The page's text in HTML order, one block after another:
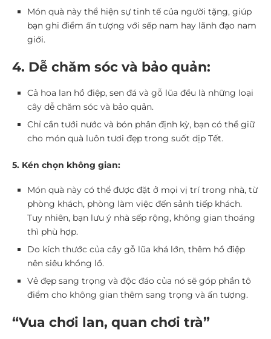
Món quà này thể hiện sự tinh tế của người tặng, giúp
bạn ghi điểm ấn tượng với sếp nam hay lãnh đạo nam
giới.
4. Dễ chăm sóc và bảo quản:
Cả hoa lan hồ điệp, sen đá và gỗ lũa đều là những loại
cây dễ chăm sóc và bảo quản.
Chỉ cần tưới nước và bón phân định kỳ, bạn có thể giữ
cho món quà luôn tươi đẹp trong suốt dịp Tết.
5. Kén chọn không gian:
Món quà này có thể được đặt ở mọi vị trí trong nhà, từ
phòng khách, phòng làm việc đến sảnh tiếp khách.
Tuy nhiên, bạn lưu ý nhà sếp rộng, không gian thoáng
thì phù hợp.
Do kích thước của cây gỗ lũa khá lớn, thêm hồ điệp
nên siêu khổng lồ.
Vẻ đẹp sang trọng và độc đáo của nó sẽ góp phần tô
điểm cho không gian thêm sang trọng và ấn tượng.
“Vua chơi lan, quan chơi trà”